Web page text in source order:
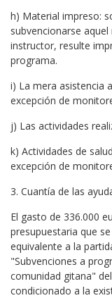
h) Material impreso:
subvencionarse
instructor, resulte
programa.
i) La mera asistencia
excepción de
j) Las actividades
k) Actividades de
excepción de
3. Cuantía de las
El gasto de 336.000
presupuestaria que
equivalente a la
"Subvenciones a
comunidad gitana"
condicionado a la